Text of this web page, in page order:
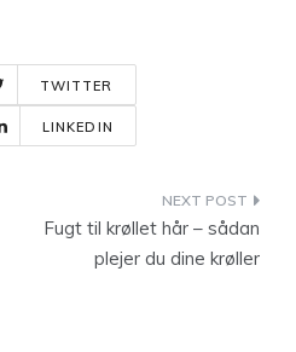
TWITTER
LINKEDIN
Fugt til krøllet hår – sådan
plejer du dine krøller